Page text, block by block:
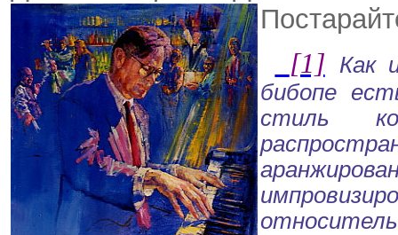
[1]
Как
бибопе
стиль